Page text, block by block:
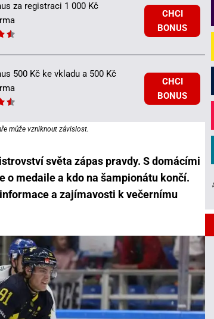
za registraci 1 000 Kč
CHCI
BONUS
500 Kč ke vkladu a 500 Kč
CHCI
BONUS
může vzniknout závislost.
světa zápas pravdy. S domácími
o medaile a kdo na šampionátu končí.
a zajímavosti k večernímu